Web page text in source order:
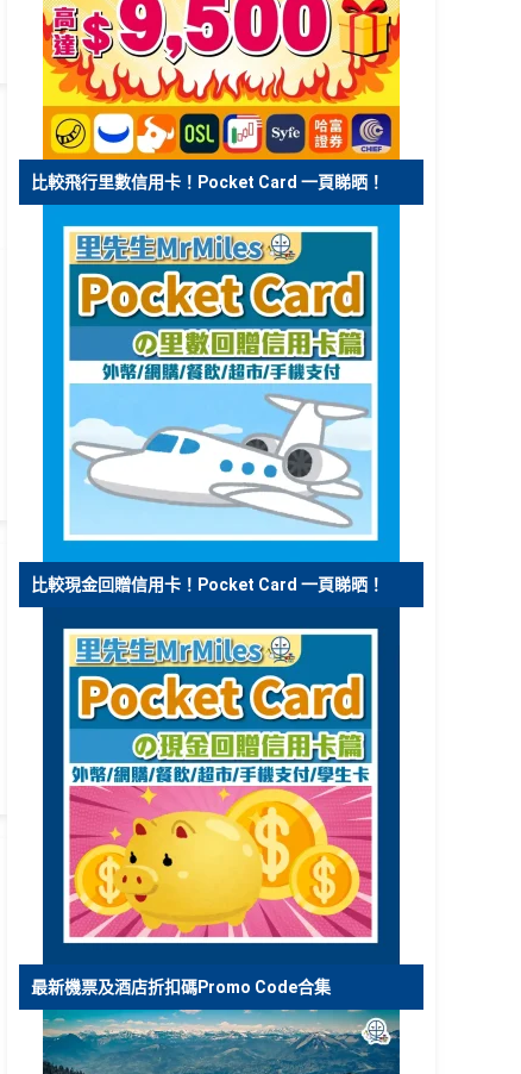
比較飛行里數信用卡！Pocket Card 一頁睇晒！
比較現金回贈信用卡！Pocket Card 一頁睇晒！
最新機票及酒店折扣碼Promo Code合集